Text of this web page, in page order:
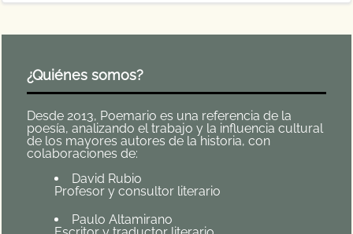
¿Quiénes somos?
Desde 2013, Poemario es una referencia de la
poesía, analizando el trabajo y la influencia cultural
de los mayores autores de la historia, con
colaboraciones de:
David Rubio
Profesor y consultor literario
Paulo Altamirano